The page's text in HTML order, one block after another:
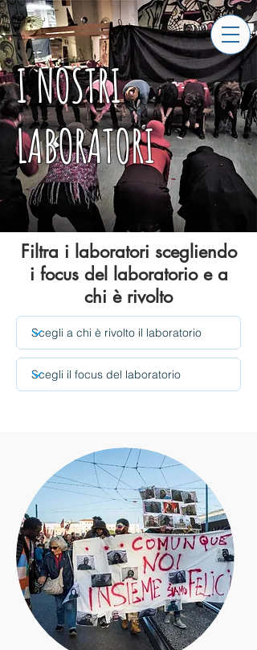
I NOSTRI
LABORATORI
Filtra i laboratori scegliendo
i focus del laboratorio e a
chi è rivolto